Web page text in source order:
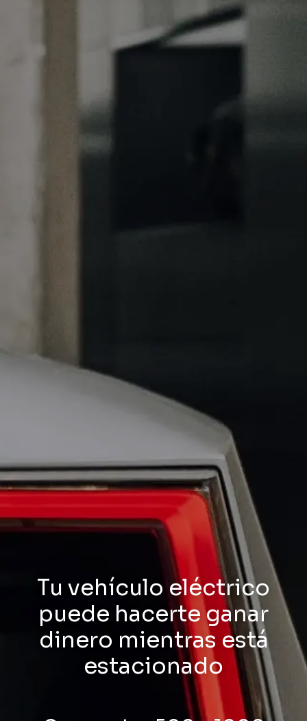
Tu vehículo eléctrico
puede hacerte ganar
dinero mientras está
estacionado